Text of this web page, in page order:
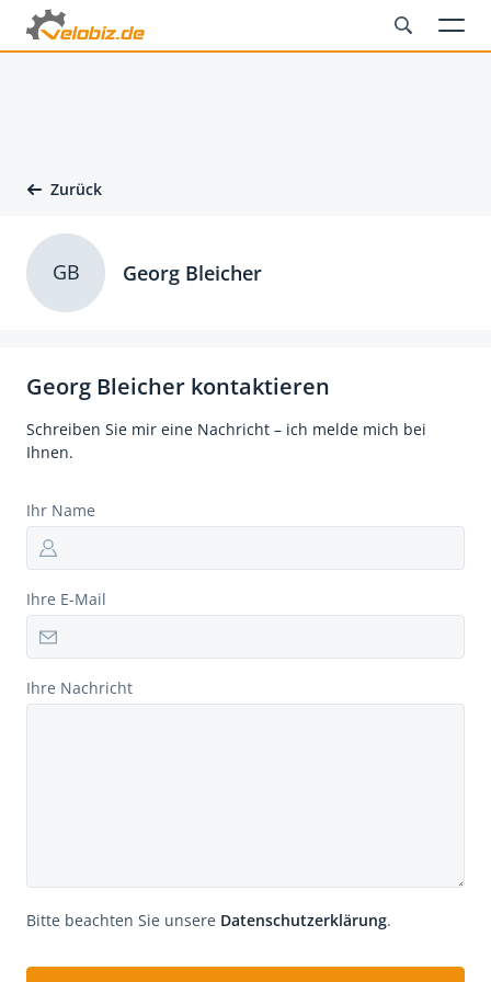
Zurück
Georg Bleicher kontaktieren
Schreiben Sie mir eine Nachricht – ich melde mich bei
Ihnen.
Ihr Name
Ihre E-Mail
Ihre Nachricht
Bitte beachten Sie unsere Datenschutzerklärung.
GB Georg Bleicher